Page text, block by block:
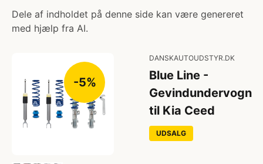
Dele af indholdet på denne side kan være genereret
med hjælp fra AI.
-5%
DANSKAUTOUDSTYR.DK
Blue Line -
Gevindundervogn
til Kia Ceed
UDSALG